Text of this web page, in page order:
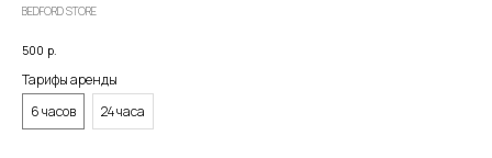
BEDFORD STORE
500 р.
Тарифы аренды
6 часов
24 часа